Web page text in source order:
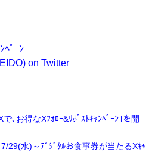
ﾍﾟｰﾝ
on Twitter
､お得なXﾌｫﾛｰ&ﾘﾎﾟｽﾄｷｬﾝﾍﾟｰﾝ｣を開
29(水)～ﾃﾞｼﾞﾀﾙお食事券が当たるXｷｬ